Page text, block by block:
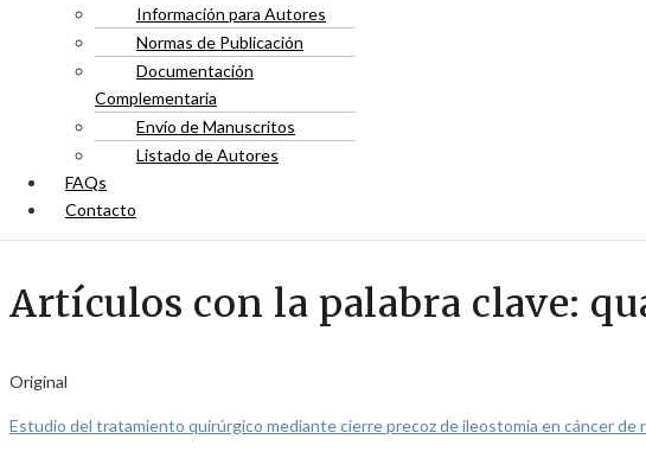
Información para Autores
Normas de Publicación
Documentación
Complementaria
Envío de Manuscritos
Listado de Autores
FAQs
Contacto
Artículos con la palabra clave:
Original
Estudio del tratamiento quirúrgico mediante cierre precoz de ileostomia en cáncer